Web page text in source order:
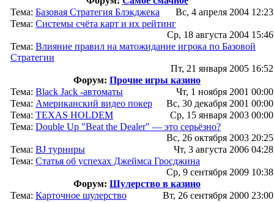
Тема: Базовая Стратегия Блэкджека
Вс, 4 апреля 2004 12:23
Тема: Системы счёта карт и их рейтинг
Ср, 18 августа 2004 15:46
Тема: Влияние правил на матожидание игрока по Базовой
Стратегии
Пт, 21 января 2005 16:52
Форум: Прочие игры казино
Тема: Black Jack -автоматы
Чт, 1 ноября 2001 00:00
Тема: Американский видео покер
Вс, 30 декабря 2001 00:00
Тема: TEXAS HOLDEM
Ср, 15 января 2003 00:00
Тема: Double Up "Beat the Dealer" — это серьёзно?
Вс, 26 октября 2003 20:25
Тема: BJ турниры
Чт, 3 августа 2006 04:28
Тема: Статья об успехах Джеймса Гросджина
Ср, 9 сентября 2009 10:38
Форум: Шулерство в казино
Тема: Карточное шулерство
Вт, 26 сентября 2000 23:00